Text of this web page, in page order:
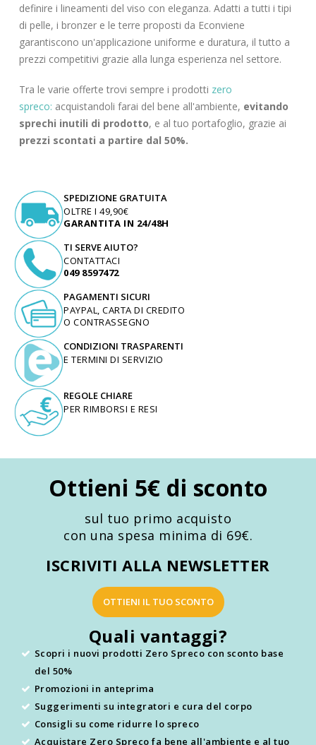
definire i lineamenti del viso con eleganza. Adatti a tutti i tipi
di pelle, i bronzer e le terre proposti da Econviene
garantiscono un'applicazione uniforme e duratura, il tutto a
prezzi competitivi grazie alla lunga esperienza nel settore.
Tra le varie offerte trovi sempre i prodotti zero
spreco: acquistandoli farai del bene all'ambiente, evitando
sprechi inutili di prodotto, e al tuo portafoglio, grazie ai
prezzi scontati a partire dal 50%.
SPEDIZIONE GRATUITA
OLTRE I 49,90€
GARANTITA IN 24/48H
TI SERVE AIUTO?
CONTATTACI
049 8597472
PAGAMENTI SICURI
PAYPAL, CARTA DI CREDITO
O CONTRASSEGNO
CONDIZIONI TRASPARENTI
E TERMINI DI SERVIZIO
REGOLE CHIARE
PER RIMBORSI E RESI
Ottieni 5€ di sconto
sul tuo primo acquisto
con una spesa minima di 69€.
ISCRIVITI ALLA NEWSLETTER
OTTIENI IL TUO SCONTO
Quali vantaggi?
Scopri i nuovi prodotti Zero Spreco con sconto base
del 50%
Promozioni in anteprima
Suggerimenti su integratori e cura del corpo
Consigli su come ridurre lo spreco
Acquistare Zero Spreco fa bene all'ambiente e al tuo